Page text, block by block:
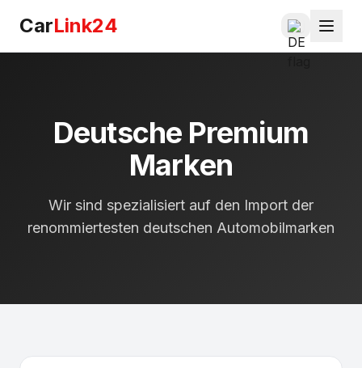
CarLink24
Deutsche Premium
Marken
Wir sind spezialisiert auf den Import der
renommiertesten deutschen Automobilmarken